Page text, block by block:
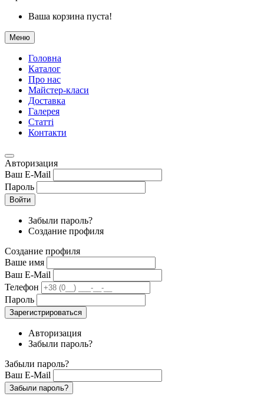
Ваша корзина пуста!
Меню
Головна
Каталог
Про нас
Майстер-класи
Доставка
Галерея
Статтi
Контакти
Авторизация
Ваш E-Mail
Пароль
Войти
Забыли пароль?
Создание профиля
Создание профиля
Ваше имя
Ваш E-Mail
Телефон
Пароль
Зарегистрироваться
Авторизация
Забыли пароль?
Забыли пароль?
Ваш E-Mail
Забыли пароль?